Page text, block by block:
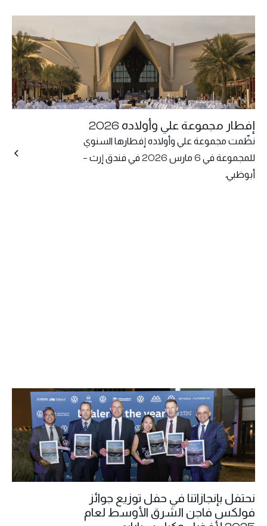
إفطار مجموعة علي وأولاده 2026
نظّمت مجموعة علي وأولاده إفطارها السنوي
للمجموعة في 6 مارس 2026 في فندق إرث –
أبوظبي.
نحتفل بإنجازاتنا في حفل توزيع جوائز
فولكس فاجن الشرق الأوسط لعام